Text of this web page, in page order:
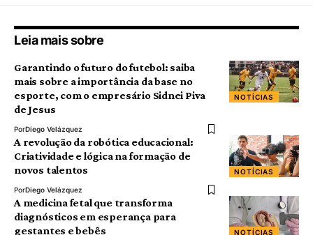
Leia mais sobre
NOTÍCIAS
Garantindo o futuro do futebol: saiba
mais sobre a importância da base no
esporte, com o empresário Sidnei Piva
de Jesus
PorDiego Velázquez
NOTÍCIAS
A revolução da robótica educacional:
Criatividade e lógica na formação de
novos talentos
PorDiego Velázquez
NOTÍCIAS
A medicina fetal que transforma
diagnósticos em esperança para
gestantes e bebês